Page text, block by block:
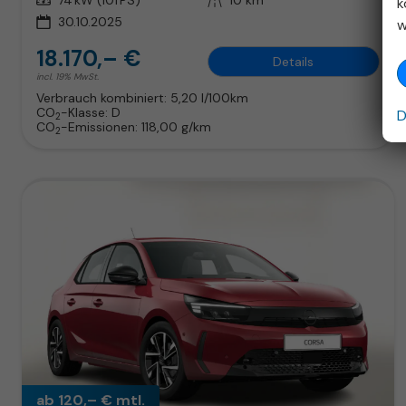
30.10.2025
18.170,– €
incl. 19% MwSt.
Details
Verbrauch kombiniert: 5,20 l/100km
CO2-Klasse: D
CO2-Emissionen: 118,00 g/km
ab 120,– € mtl.